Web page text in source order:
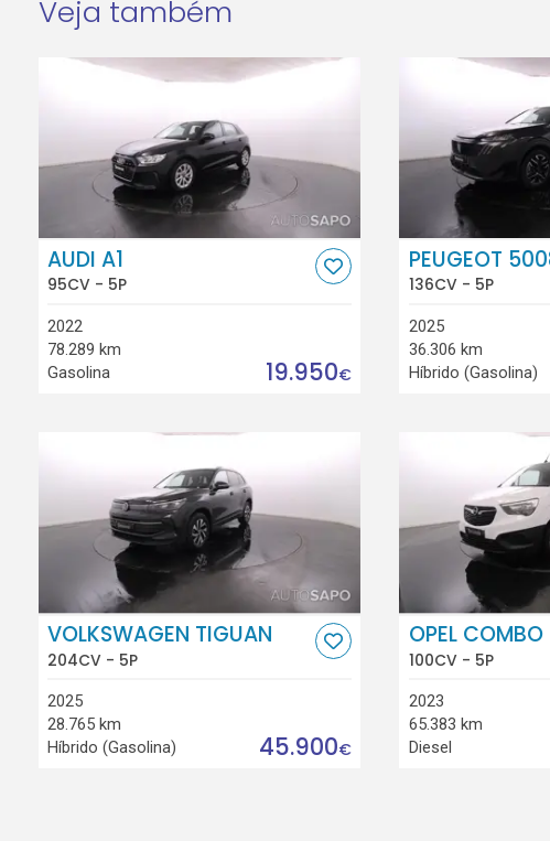
Veja também
AUDI A1
95CV - 5P
2022
78.289 km
Gasolina
19.950€
PEUGEOT
136CV - 5P
2025
36.306 km
Híbrido (Gasolina)
VOLKSWAGEN TIGUAN
204CV - 5P
2025
28.765 km
Híbrido (Gasolina)
45.900€
OPEL COMBO
100CV - 5P
2023
65.383 km
Diesel